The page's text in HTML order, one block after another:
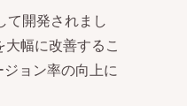
て開発されまし
幅に改善するこ
ョン率の向上に